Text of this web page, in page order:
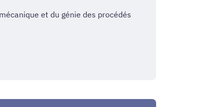
et du génie des procédés